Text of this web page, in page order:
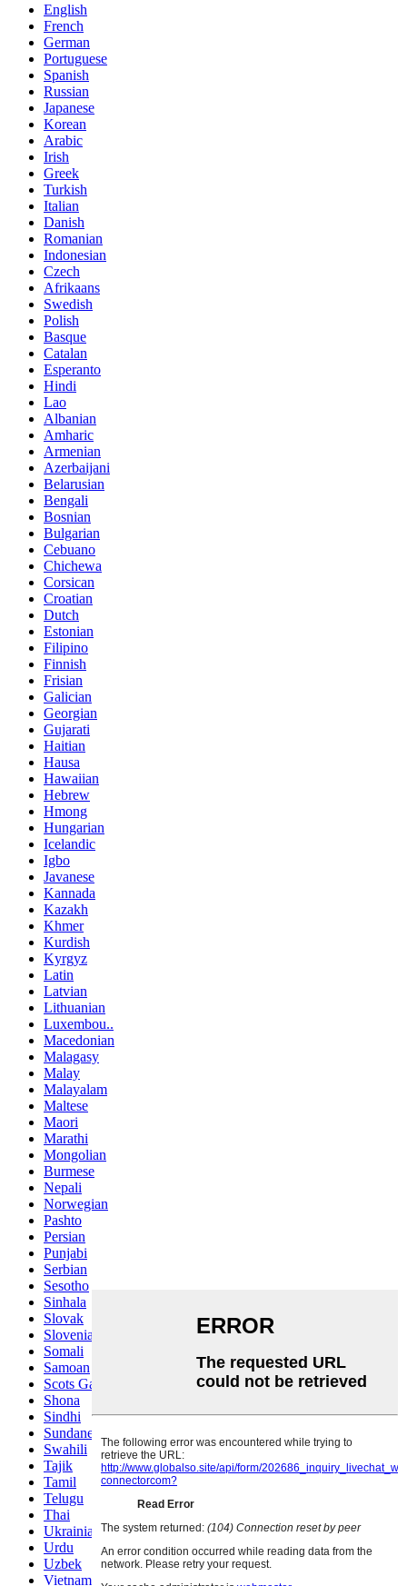
English
French
German
Portuguese
Spanish
Russian
Japanese
Korean
Arabic
Irish
Greek
Turkish
Italian
Danish
Romanian
Indonesian
Czech
Afrikaans
Swedish
Polish
Basque
Catalan
Esperanto
Hindi
Lao
Albanian
Amharic
Armenian
Azerbaijani
Belarusian
Bengali
Bosnian
Bulgarian
Cebuano
Chichewa
Corsican
Croatian
Dutch
Estonian
Filipino
Finnish
Frisian
Galician
Georgian
Gujarati
Haitian
Hausa
Hawaiian
Hebrew
Hmong
Hungarian
Icelandic
Igbo
Javanese
Kannada
Kazakh
Khmer
Kurdish
Kyrgyz
Latin
Latvian
Lithuanian
Luxembou..
Macedonian
Malagasy
Malay
Malayalam
Maltese
Maori
Marathi
Mongolian
Burmese
Nepali
Norwegian
Pashto
Persian
Punjabi
Serbian
Sesotho
Sinhala
Slovak
Slovenian
Somali
Samoan
Scots Gaelic
Shona
Sindhi
Sundanese
Swahili
Tajik
Tamil
Telugu
Thai
Ukrainian
Urdu
Uzbek
Vietnamese